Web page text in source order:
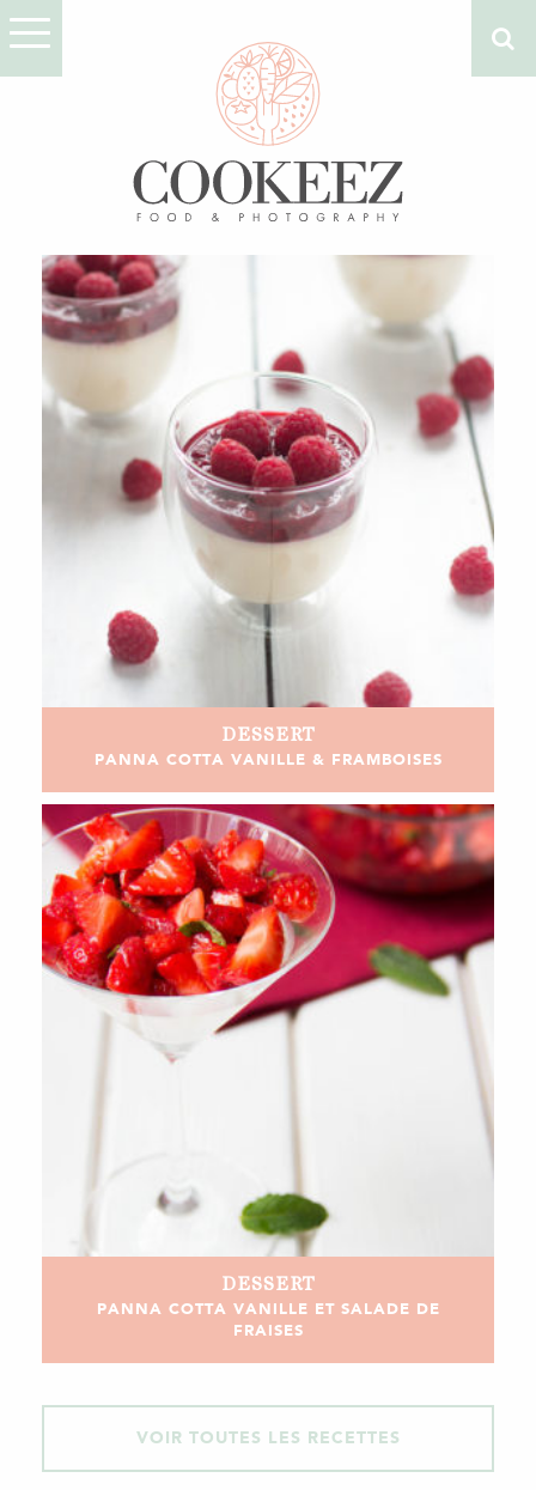
DESSERT
PANNA COTTA VANILLE & FRAMBOISES
DESSERT
PANNA COTTA VANILLE ET SALADE DE
FRAISES
VOIR TOUTES LES RECETTES